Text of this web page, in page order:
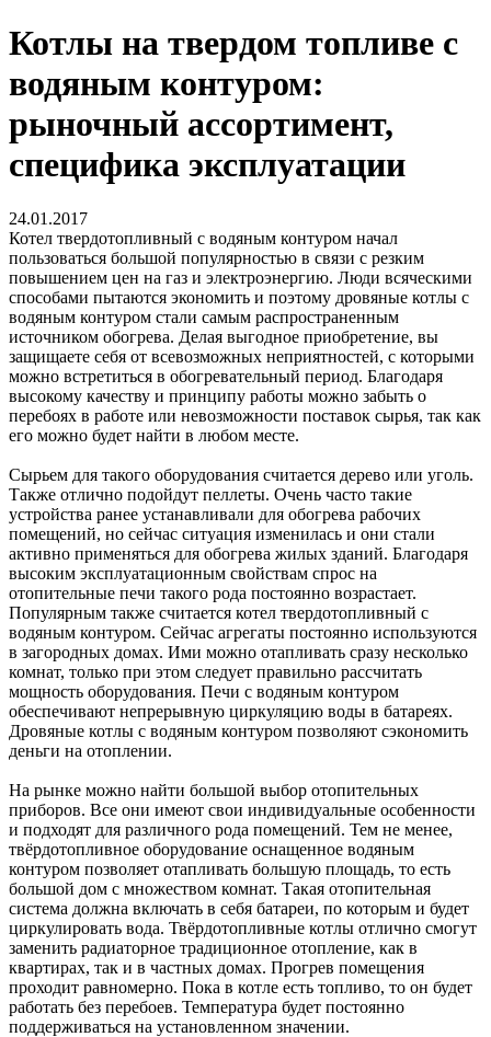
Котлы на твердом топливе с
водяным контуром:
рыночный ассортимент,
специфика эксплуатации
24.01.2017
Котел твердотопливный с водяным контуром начал
пользоваться большой популярностью в связи с резким
повышением цен на газ и электроэнергию. Люди всяческими
способами пытаются экономить и поэтому дровяные котлы с
водяным контуром стали самым распространенным
источником обогрева. Делая выгодное приобретение, вы
защищаете себя от всевозможных неприятностей, с которыми
можно встретиться в обогревательный период. Благодаря
высокому качеству и принципу работы можно забыть о
перебоях в работе или невозможности поставок сырья, так как
его можно будет найти в любом месте.
Сырьем для такого оборудования считается дерево или уголь.
Также отлично подойдут пеллеты. Очень часто такие
устройства ранее устанавливали для обогрева рабочих
помещений, но сейчас ситуация изменилась и они стали
активно применяться для обогрева жилых зданий. Благодаря
высоким эксплуатационным свойствам спрос на
отопительные печи такого рода постоянно возрастает.
Популярным также считается котел твердотопливный с
водяным контуром. Сейчас агрегаты постоянно используются
в загородных домах. Ими можно отапливать сразу несколько
комнат, только при этом следует правильно рассчитать
мощность оборудования. Печи с водяным контуром
обеспечивают непрерывную циркуляцию воды в батареях.
Дровяные котлы с водяным контуром позволяют сэкономить
деньги на отоплении.
На рынке можно найти большой выбор отопительных
приборов. Все они имеют свои индивидуальные особенности
и подходят для различного рода помещений. Тем не менее,
твёрдотопливное оборудование оснащенное водяным
контуром позволяет отапливать большую площадь, то есть
большой дом с множеством комнат. Такая отопительная
система должна включать в себя батареи, по которым и будет
циркулировать вода. Твёрдотопливные котлы отлично смогут
заменить радиаторное традиционное отопление, как в
квартирах, так и в частных домах. Прогрев помещения
проходит равномерно. Пока в котле есть топливо, то он будет
работать без перебоев. Температура будет постоянно
поддерживаться на установленном значении.